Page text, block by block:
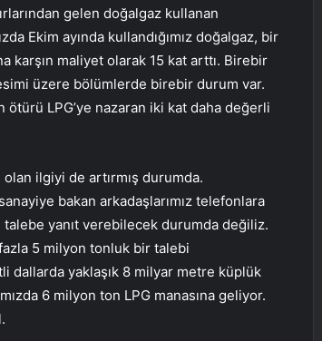
gelen doğalgaz kullanan
Ekim ayında kullandığımız doğalgaz, bir
karşın maliyet olarak 15 kat arttı. Birebir
üzere bölümlerde birebir durum var.
LPG’ye nazaran iki kat daha değerli
ilgiyi de artırmış durumda.
bakan arkadaşlarımız telefonlara
yanıt verebilecek durumda değiliz.
5 milyon tonluk bir talebi
dallarda yaklaşık 8 milyar metre küplük
6 milyon ton LPG manasına geliyor.